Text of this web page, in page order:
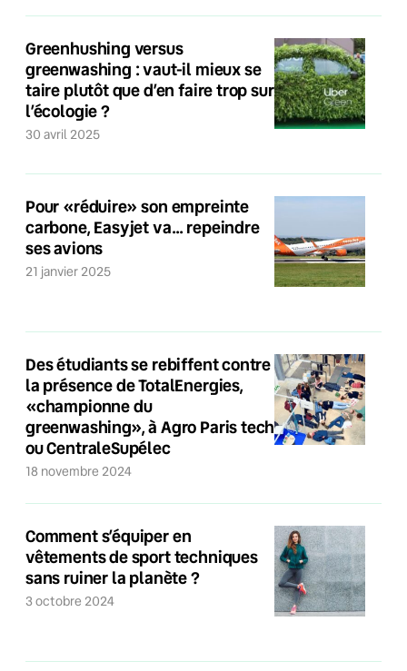
Greenhushing versus
greenwashing : vaut-il mieux se
taire plutôt que d’en faire trop sur
l’écologie ?
30 avril 2025
Pour «réduire» son empreinte
carbone, Easyjet va… repeindre
ses avions
21 janvier 2025
Des étudiants se rebiffent contre
la présence de TotalEnergies,
«championne du
greenwashing», à Agro Paris tech
ou CentraleSupélec
18 novembre 2024
Comment s’équiper en
vêtements de sport techniques
sans ruiner la planète ?
3 octobre 2024